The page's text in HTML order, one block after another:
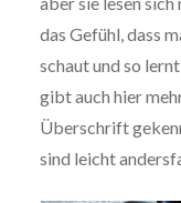
das Gefühl, dass
schaut und so
gibt auch hier
Überschrift
sind leicht